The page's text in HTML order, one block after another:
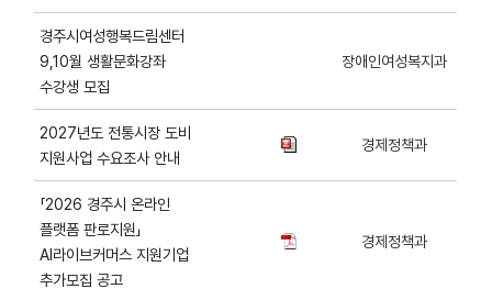
경주시여성행복드림센터
9,10월 생활문화강좌
수강생 모집
장애인여성복지과
2027년도 전통시장 도비
지원사업 수요조사 안내
경제정책과
「2026 경주시 온라인
플랫폼 판로지원」
AI라이브커머스 지원기업
추가모집 공고
경제정책과